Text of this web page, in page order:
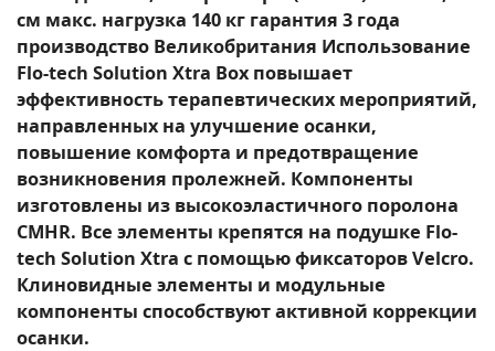
см макс. нагрузка 140 кг гарантия 3 года
производство Великобритания Использование
Flo-tech Solution Xtra Box повышает
эффективность терапевтических мероприятий,
направленных на улучшение осанки,
повышение комфорта и предотвращение
возникновения пролежней. Компоненты
изготовлены из высокоэластичного поролона
CMHR. Все элементы крепятся на подушке Flo-
tech Solution Xtra с помощью фиксаторов Velcro.
Клиновидные элементы и модульные
компоненты способствуют активной коррекции
осанки.